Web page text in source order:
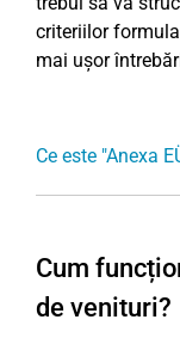
criteriilor
mai ușor
Ce este "Anexa
Cum
de venituri?